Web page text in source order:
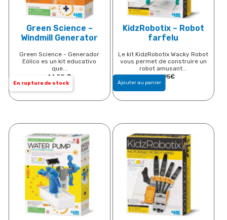
Green Science –
Windmill Generator
Green Science - Generador
Eólico es un kit educativo
que...
14,50 €
En rupture de stock
KidzRobotix – Robot
farfelu
Le kit KidzRobotix Wacky Robot
vous permet de construire un
robot amusant...
16h95€
Ajouter au panier